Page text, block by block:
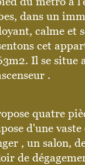
Valeurs
salle de
dans un
calme et
cet
Il se situe
.
quatre
d'une
, un salon,
de